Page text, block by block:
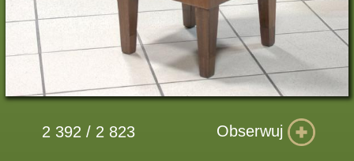
2 392 / 2 823 Obserwuj